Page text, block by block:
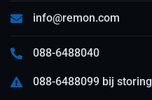
info@remon.com
088-6488040
088-6488099 bij storing